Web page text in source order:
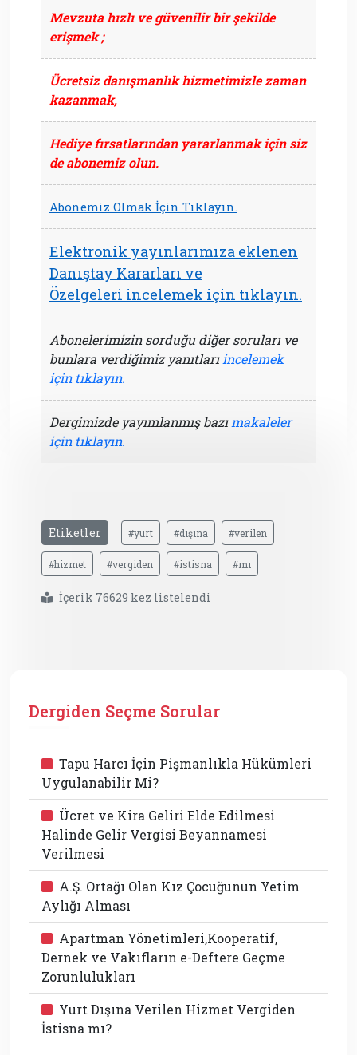
Mevzuta hızlı ve güvenilir bir şekilde
erişmek ;
Ücretsiz danışmanlık hizmetimizlezaman
kazanmak,
Hediye fırsatlarından yararlanmakiçin siz
de abonemiz olun.
Abonemiz Olmak İçin Tıklayın.
Elektronik yayınlarımıza eklenen
Danıştay Kararları ve
Özelgeleri incelemek için tıklayın.
Abonelerimizin sorduğu diğer soruları ve
bunlara verdiğimiz yanıtlarıincelemek
için tıklayın.
Dergimizde yayımlanmış bazımakaleler
için tıklayın.
Etiketler #yurt #dışına #verilen
#hizmet #vergiden #istisna #mı
İçerik 76629 kez listelendi
Dergiden Seçme Sorular
Tapu Harcı İçin Pişmanlıkla Hükümleri
Uygulanabilir Mi?
Ücret ve Kira Geliri Elde Edilmesi
Halinde Gelir Vergisi Beyannamesi
Verilmesi
A.Ş. Ortağı Olan Kız Çocuğunun Yetim
Aylığı Alması
Apartman Yönetimleri,Kooperatif,
Dernek ve Vakıfların e-Deftere Geçme
Zorunlulukları
Yurt Dışına Verilen Hizmet Vergiden
İstisna mı?